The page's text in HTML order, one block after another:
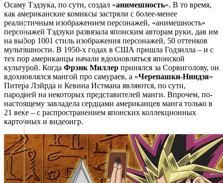
Осаму Тэдзука, по сути, создал «анимешность». В то время,
как американские комиксы застряли с более-менее
реалистичным изображением персонажей, «анимешность»
персонажей Тэдзуки развязала японским авторам руки, дав им
на выбор 1001 стиль изображения персонажей, 50 оттенков
мультяшности. В 1950-х годах в США пришла Годзилла – и с
тех пор американцы начали вдохновляться японской
культурой. Когда Фрэнк Миллер принялся за Сорвиголову, он
вдохновлялся мангой про самураев, а «Черепашки-Ниндзя»
Питера Лэйрда и Кевина Истмана являются, по сути,
пародией на некоторых представителей манги. Впрочем, по-
настоящему завладела сердцами американцев манга только в
21 веке – с распространением японских коллекционных
карточных и видеоигр.